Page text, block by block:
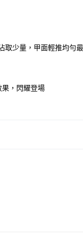
取少量，甲面輕推均勻
，閃耀登場